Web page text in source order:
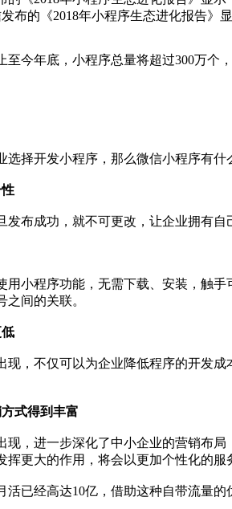
的《2018年小程序生态进化报告》显
年底，小程序总量将超过300万个，
择开发小程序，那么微信小程序有什
布成功，就不可更改，让企业拥有自
程序功能，无需下载、安装，触手
之间的关联。
不仅可以为企业降低程序的开发成
式得到丰富
进一步深化了中小企业的营销布局
挥更大的作用，将会以更加个性化的服
经高达10亿，借助这种自带流量的